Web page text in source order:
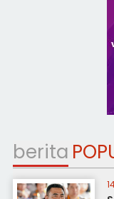
berita